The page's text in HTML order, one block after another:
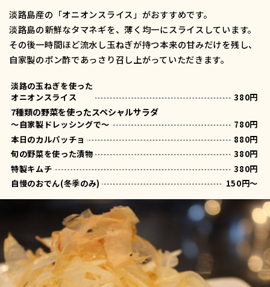
淡路島産の「オニオンスライス」がおすすめです。
淡路島の新鮮なタマネギを、薄く均一にスライスしています。
その後一時間ほど流水し玉ねぎが持つ本来の甘みだけを残し、
自家製のポン酢であっさり召し上がっていただきます。
淡路の玉ねぎを使った
オニオンスライス
380円
7種類の野菜を使ったスペシャルサラダ
～自家製ドレッシングで～
780円
本日のカルパッチョ
880円
旬の野菜を使った漬物
380円
特製キムチ
380円
自慢のおでん(冬季のみ)
150円～